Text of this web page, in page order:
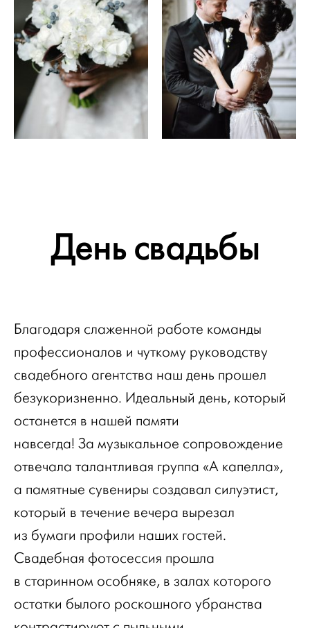
День свадьбы
Благодаря слаженной работе команды
профессионалов и чуткому руководству
свадебного агентства наш день прошел
безукоризненно. Идеальный день, который
останется в нашей памяти
навсегда! За музыкальное сопровождение
отвечала талантливая группа «А капелла»,
а памятные сувениры создавал силуэтист,
который в течение вечера вырезал
из бумаги профили наших гостей.
Свадебная фотосессия прошла
в старинном особняке, в залах которого
остатки былого роскошного убранства